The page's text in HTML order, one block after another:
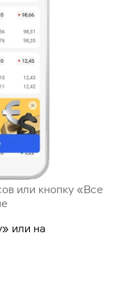
или кнопку «Все
или на